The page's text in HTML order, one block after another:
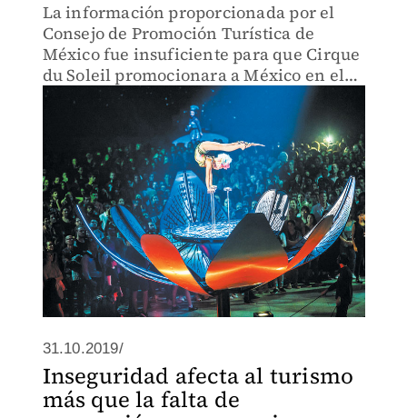
La información proporcionada por el
Consejo de Promoción Turística de
México fue insuficiente para que Cirque
du Soleil promocionara a México en el
extranjero.
31.10.2019/
Inseguridad afecta al turismo
más que la falta de